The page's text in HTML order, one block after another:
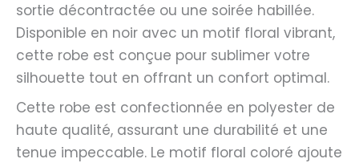
sortie décontractée ou une soirée habillée.
Disponible en noir avec un motif floral vibrant,
cette robe est conçue pour sublimer votre
silhouette tout en offrant un confort optimal.
Cette robe est confectionnée en polyester de
haute qualité, assurant une durabilité et une
tenue impeccable. Le motif floral coloré ajoute